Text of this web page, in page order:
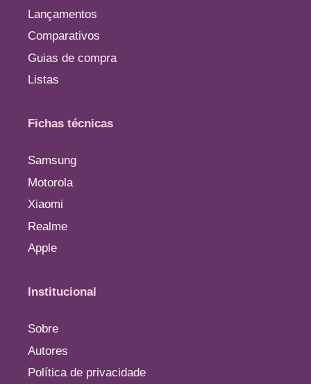
Lançamentos
Comparativos
Guias de compra
Listas
Fichas técnicas
Samsung
Motorola
Xiaomi
Realme
Apple
Institucional
Sobre
Autores
Política de privacidade